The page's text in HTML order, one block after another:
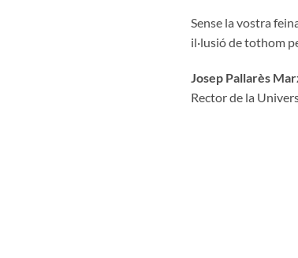
Sense la vostra
il·lusió de tothom
Josep Pallarès
Rector de la